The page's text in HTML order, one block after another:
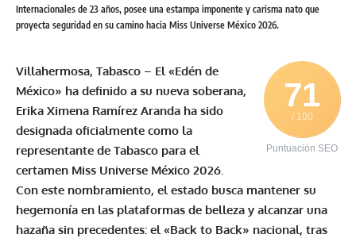
Internacionales de 23 años, posee una estampa imponente y carisma nato que
proyecta seguridad en su camino hacia Miss Universe México 2026.
71
/ 100
Puntuación SEO
Villahermosa, Tabasco – El «Edén de
México» ha definido a su nueva soberana,
Erika Ximena Ramírez Aranda ha sido
designada oficialmente como la
representante de Tabasco para el
certamen Miss Universe México 2026.
Con este nombramiento, el estado busca mantener su
hegemonía en las plataformas de belleza y alcanzar una
hazaña sin precedentes: el «Back to Back» nacional, tras